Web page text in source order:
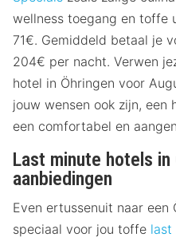
wellness toegang en toffe
71€. Gemiddeld betaal je
204€ per nacht. Verwen
hotel in Öhringen voor
jouw wensen ook zijn,
een comfortabel en
Last minute hotels in
aanbiedingen
Even ertussenuit naar een
speciaal voor jou toffe last